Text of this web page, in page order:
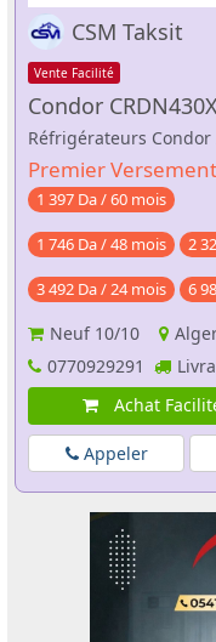
CSM Taksit
Vente Facilité
Condor
Réfrigérateurs Condor
Premier
1 397 Da / 60 mois
1 746 Da / 48 mois 2
3 492 Da / 24 mois 6
Neuf 10/10
0770929291
Achat
Appeler